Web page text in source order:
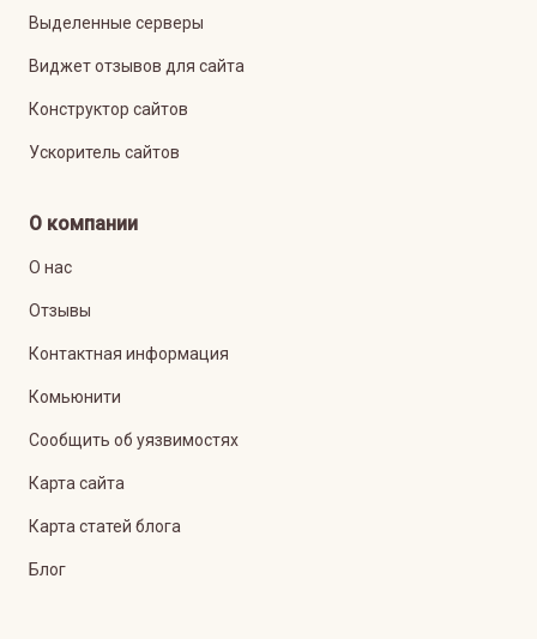
Выделенные серверы
Виджет отзывов для сайта
Конструктор сайтов
Ускоритель сайтов
О компании
О нас
Отзывы
Контактная информация
Комьюнити
Сообщить об уязвимостях
Карта сайта
Карта статей блога
Блог